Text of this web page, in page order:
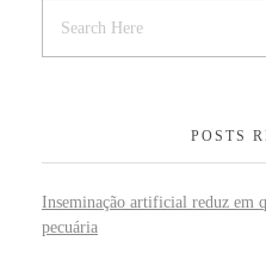
POSTS
Inseminação artificial reduz em
pecuária